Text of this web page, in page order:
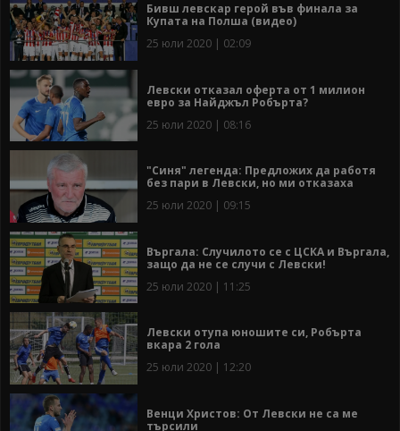
Бивш левскар герой във финала за
Купата на Полша (видео)
25 юли 2020 | 02:09
Левски отказал оферта от 1 милион
евро за Найджъл Робърта?
25 юли 2020 | 08:16
"Синя" легенда: Предложих да работя
без пари в Левски, но ми отказаха
25 юли 2020 | 09:15
Въргала: Случилото се с ЦСКА и Въргала,
защо да не се случи с Левски!
25 юли 2020 | 11:25
Левски отупа юношите си, Робърта
вкара 2 гола
25 юли 2020 | 12:20
Венци Христов: От Левски не са ме
търсили